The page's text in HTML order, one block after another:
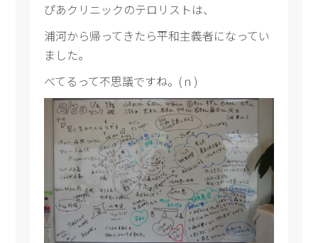
ぴあクリニックのテロリストは、
浦河から帰ってきたら平和主義者になってい
ました。
べてるって不思議ですね。(ｎ)